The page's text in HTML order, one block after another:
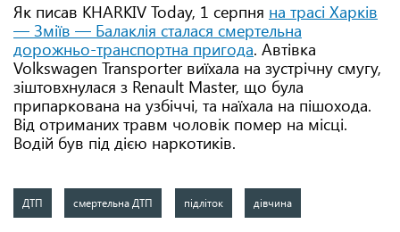
Як писав KHARKIV Today, 1 серпня на трасі Харків
— Зміїв — Балаклія сталася смертельна
дорожньо-транспортна пригода. Автівка
Volkswagen Transporter виїхала на зустрічну смугу,
зіштовхнулася з Renault Master, що була
припаркована на узбіччі, та наїхала на пішохода.
Від отриманих травм чоловік помер на місці.
Водій був під дією наркотиків.
ДТП смертельна ДТП підліток дівчина